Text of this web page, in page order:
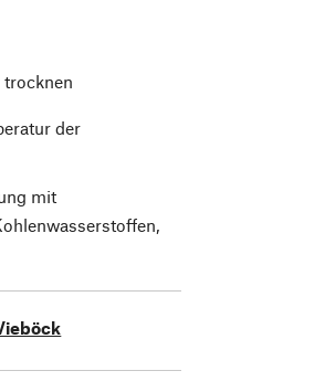
der
mit